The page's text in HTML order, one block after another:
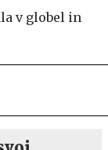
v globel in